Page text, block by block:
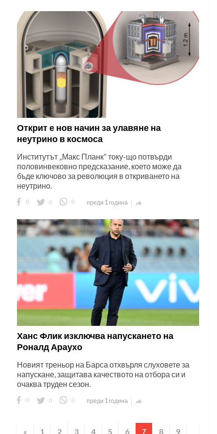
Открит е нов начин за улавяне на
неутрино в космоса
Институтът „Макс Планк“ току-що потвърди
половинвековно предсказание, което може да
бъде ключово за революция в откриването на
неутрино.
0 0 0 преди 1 година 
Ханс Флик изключва напускането на
Роналд Араухо
Новият треньор на Барса отхвърля слуховете за
напускане, защитава качеството на отбора си и
очаква труден сезон.
0 0 0 преди 1 година 
« 1 2 3 4 5 6 7 8 9